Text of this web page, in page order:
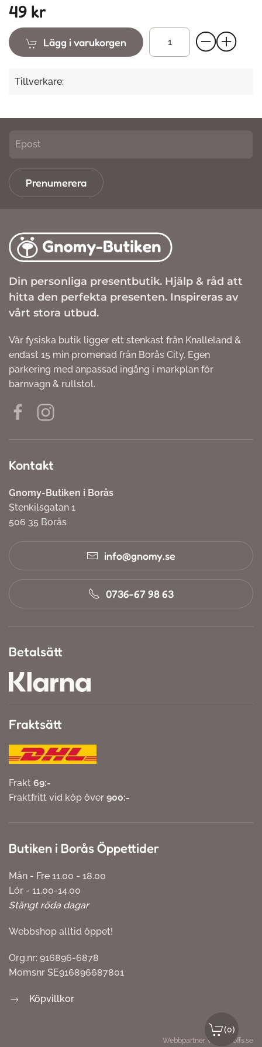
49 kr
Lägg i varukorgen
Tillverkare:
Prenumerera
Din personliga presentbutik. Hjälp & råd att
hitta den perfekta presenten. Inspireras av
vårt stora utbud.
Vår fysiska butik ligger ett stenkast från Knalleland &
endast 15 min promenad från Borås City. Egen
parkering med anpassad ingång i markplan för
barnvagn & rullstol.
Kontakt
Gnomy-Butiken i Borås
Stenkilsgatan 1
506 35 Borås
info@gnomy.se
0736-67 98 63
Betalsätt
Fraktsätt
Frakt 69:-
Fraktfritt vid köp över 900:-
Butiken i Borås Öppettider
Mån - Fre 11.00 - 18.00
Lör - 11.00-14.00
Stängt röda dagar
Webbshop alltid öppet!
Org.nr: 916896-6878
Momsnr SE916896687801
Köpvillkor
(0)
Webbpartner Webbproffs.se